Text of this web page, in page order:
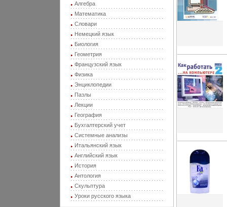
Алгебра
Математика
Словари
Немецкий язык
Биология
Геометрия
Французский язык
Физика
Энциклопедии
Пазлы
Лекции
География
Бухгалтерский учет
Системные анализы
Итальянский язык
Английский язык
История
Антология
Скульптура
Уроки русского языка